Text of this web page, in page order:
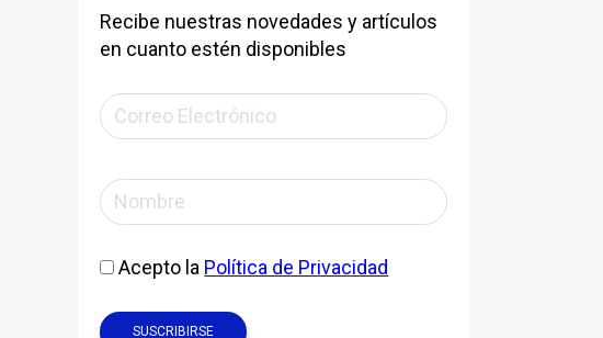
Recibe nuestras novedades y artículos
en cuanto estén disponibles
Acepto la Política de Privacidad